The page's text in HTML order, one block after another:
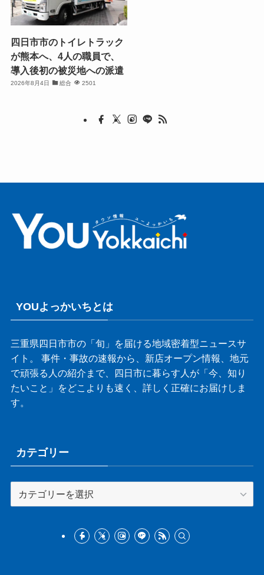
四日市市のトイレトラック
が熊本へ、4人の職員で、
導入後初の被災地への派遣
2026年8月4日 総合 2501
YOUよっかいちとは
三重県四日市市の「旬」を届ける地域密着型ニュースサ
イト。 事件・事故の速報から、新店オープン情報、地元
で頑張る人の紹介まで、四日市に暮らす人が「今、知り
たいこと」をどこよりも速く、詳しく正確にお届けしま
す。
カテゴリー
テ